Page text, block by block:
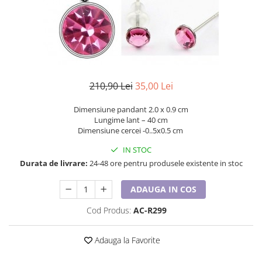
Cadouri barbati
Seturi cadou barbati
Seturi cadou barbati portofel si curea
Lenjerii de pat Disney
Cadouri craciun copii
Etichete scolare
Sepci personalizate
Bannere personalizate scoli si gradinite
Sticla de apa personalizata
Agende si caiete personalizate
210,90 Lei 35,00 Lei
Dimensiune pandant 2.0 x 0.9 cm
Lungime lant – 40 cm
Dimensiune cercei -0..5x0.5 cm
IN STOC
Durata de livrare: 24-48 ore pentru produsele existente in stoc
ADAUGA IN COS
Cod Produs: AC-R299
Adauga la Favorite